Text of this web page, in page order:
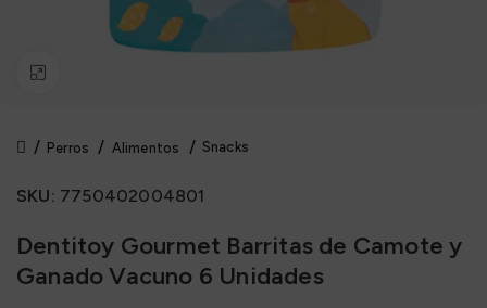
Perros Alimentos Snacks
SKU: 7750402004801
Dentitoy Gourmet Barritas de Camote y
Ganado Vacuno 6 Unidades